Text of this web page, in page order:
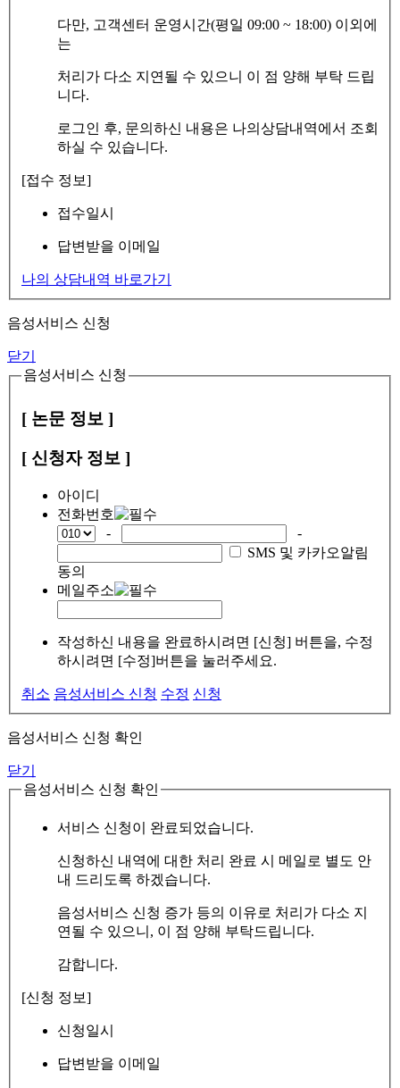
다만, 고객센터 운영시간(평일 09:00 ~ 18:00) 이외에
는
처리가 다소 지연될 수 있으니 이 점 양해 부탁 드립
니다.
로그인 후, 문의하신 내용은 나의상담내역에서 조회
하실 수 있습니다.
[접수 정보]
접수일시
답변받을 이메일
나의 상담내역 바로가기
음성서비스 신청
닫기
음성서비스 신청
[ 논문 정보 ]
[ 신청자 정보 ]
아이디
전화번호
-
-
SMS 및 카카오알림
동의
메일주소
작성하신 내용을 완료하시려면 [신청] 버튼을, 수정
하시려면 [수정]버튼을 눌러주세요.
취소 음성서비스 신청 수정 신청
음성서비스 신청 확인
닫기
음성서비스 신청 확인
서비스 신청이 완료되었습니다.
신청하신 내역에 대한 처리 완료 시 메일로 별도 안
내 드리도록 하겠습니다.
음성서비스 신청 증가 등의 이유로 처리가 다소 지
연될 수 있으니, 이 점 양해 부탁드립니다.
감합니다.
[신청 정보]
신청일시
답변받을 이메일